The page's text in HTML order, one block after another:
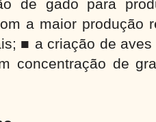
de gado para
a maior produção
■ a criação de
concentração de